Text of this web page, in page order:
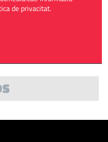
de privacitat.